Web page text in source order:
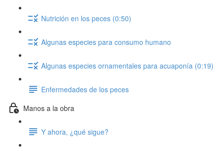
Nutrición en los peces (0:50)
Algunas especies para consumo humano
Algunas especies ornamentales para acuaponía (0:19)
Enfermedades de los peces
Manos a la obra
Y ahora, ¿qué sigue?